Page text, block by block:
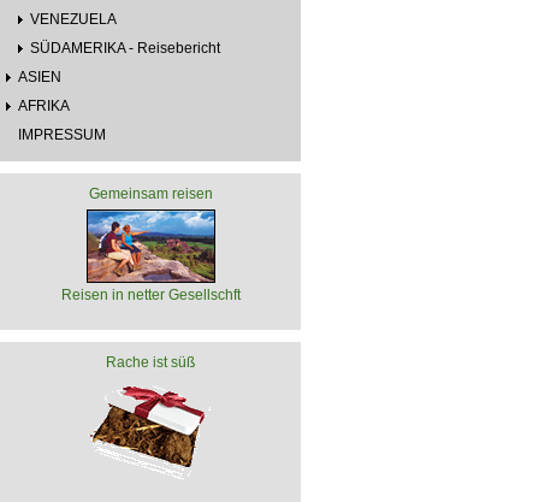
VENEZUELA
SÜDAMERIKA - Reisebericht
ASIEN
AFRIKA
IMPRESSUM
Gemeinsam reisen
Reisen in netter Gesellschft
Rache ist süß